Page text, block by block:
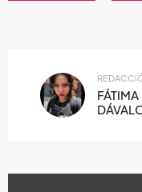
FÁTIMA